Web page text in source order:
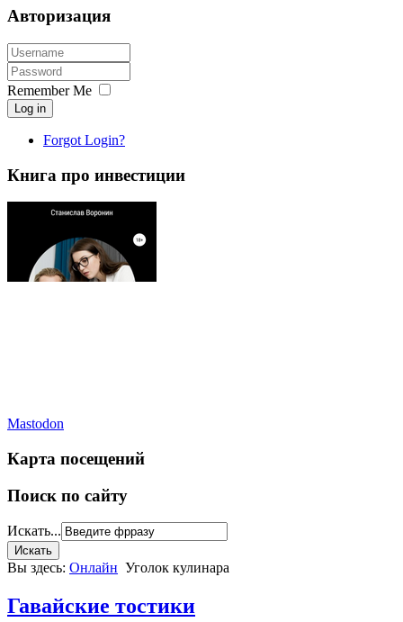
Авторизация
Remember Me
Log in
Forgot Login?
Книга про инвестиции
Mastodon
Карта посещений
Поиск по сайту
Искать...
Вы здесь: Онлайн Уголок кулинара
Гавайские тостики